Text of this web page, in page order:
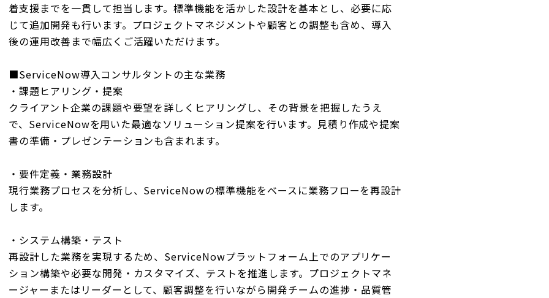
着支援までを一貫して担当します。標準機能を活かした設計を基本とし、必要に応
じて追加開発も行います。プロジェクトマネジメントや顧客との調整も含め、導入
後の運用改善まで幅広くご活躍いただけます。
■ServiceNow導入コンサルタントの主な業務
・課題ヒアリング・提案
クライアント企業の課題や要望を詳しくヒアリングし、その背景を把握したうえ
で、ServiceNowを用いた最適なソリューション提案を行います。見積り作成や提案
書の準備・プレゼンテーションも含まれます。
・要件定義・業務設計
現行業務プロセスを分析し、ServiceNowの標準機能をベースに業務フローを再設計
します。
・システム構築・テスト
再設計した業務を実現するため、ServiceNowプラットフォーム上でのアプリケー
ション構築や必要な開発・カスタマイズ、テストを推進します。プロジェクトマネ
ージャーまたはリーダーとして、顧客調整を行いながら開発チームの進捗・品質管